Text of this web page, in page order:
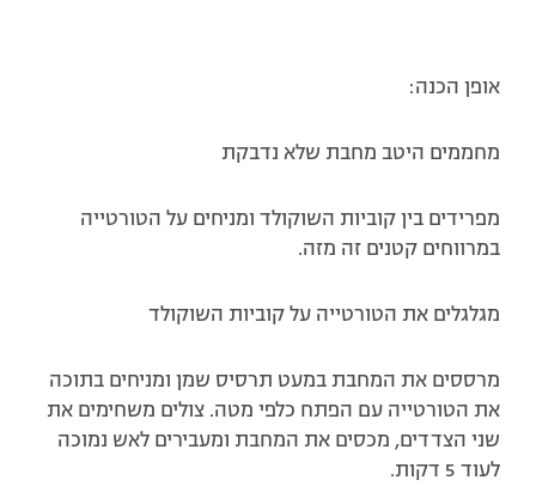
אופן הכנה:
מחממים היטב מחבת שלא נדבקת
מפרידים בין קוביות השוקולד ומניחים על הטורטייה
במרווחים קטנים זה מזה.
מגלגלים את הטורטייה על קוביות השוקולד
מרססים את המחבת במעט תרסיס שמן ומניחים בתוכה
את הטורטייה עם הפתח כלפי מטה. צולים משחימים את
שני הצדדים, מכסים את המחבת ומעבירים לאש נמוכה
לעוד 5 דקות.